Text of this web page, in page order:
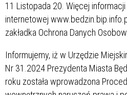
11 Listopada 20. Więcej
internetowej
zakładka Ochrona Danych
Informujemy, iż w Urzędzie
Nr 31.2024 Prezydenta Miasta
roku została wprowadzona